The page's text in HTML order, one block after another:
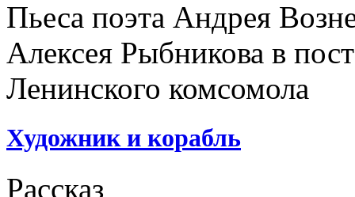
Пьеса поэта Андрея
Алексея Рыбникова в
Ленинского комсомола
Художник и корабль
Рассказ